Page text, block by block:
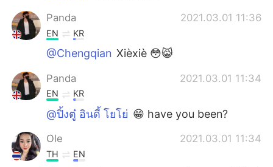
Panda 2021.03.01 11:36
EN KR
@Chengqian Xièxiè 😳😸
Panda 2021.03.01 11:34
EN KR
@ปิ้งตู๋ อินดี้ โยโย่ 😁 have you been?
Ole 2021.03.01 11:34
TH EN